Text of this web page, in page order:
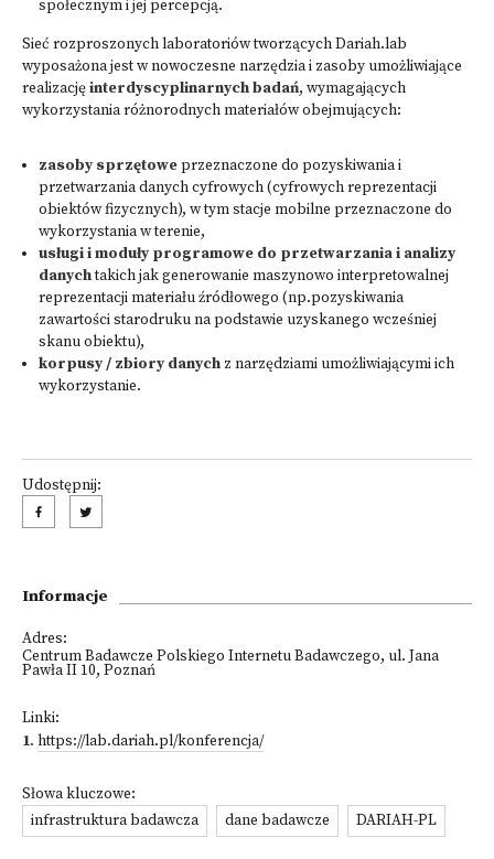
społecznym i jej percepcją.
Sieć rozproszonych laboratoriówtworzących Dariah.lab
wyposażona jest w nowoczesne narzędzia i zasoby umożliwiające
realizacjęinterdyscyplinarnych badań, wymagających
wykorzystania różnorodnych materiałów obejmujących:
zasoby sprzętoweprzeznaczone do pozyskiwania i
przetwarzania danych cyfrowych (cyfrowych reprezentacji
obiektów fizycznych), w tym stacje mobilne przeznaczone do
wykorzystania w terenie,
usługi i moduły programowe do przetwarzania i analizy
danychtakich jak generowanie maszynowo interpretowalnej
reprezentacji materiału źródłowego (np.pozyskiwania
zawartości starodruku na podstawie uzyskanego wcześniej
skanu obiektu),
korpusy / zbiory danych z narzędziami umożliwiającymi ich
wykorzystanie.
Udostępnij:
Informacje
Adres:
Centrum Badawcze Polskiego Internetu Badawczego, ul. Jana
Pawła II 10, Poznań
Linki:
1. https://lab.dariah.pl/konferencja/
Słowa kluczowe:
infrastruktura badawcza
dane badawcze DARIAH-PL